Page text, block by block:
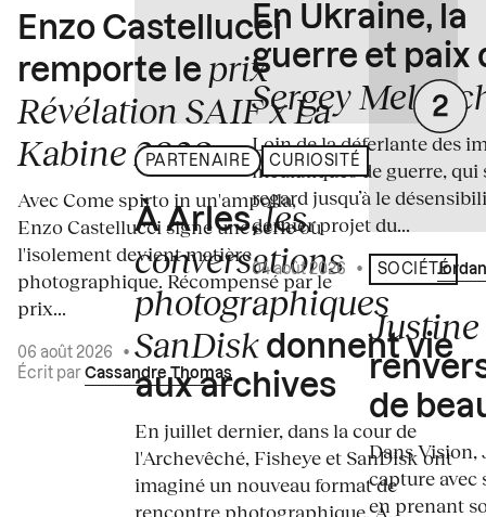
Enzo Castellucci
remporte le prix
Révélation SAIF x La
Kabine 2026
Avec Come spirto in un'ampolla,
Enzo Castellucci signe une série où
l'isolement devient matière
photographique. Récompensé par le
prix...
06 août 2026
•
Écrit par Cassandre Thomas
PARTENAIRE CURIOSITÉ
À Arles,les
conversations
photographiques
SanDisk donnent vie
aux archives
En juillet dernier, dans la cour de
l'Archevêché, Fisheye et SanDisk ont
imaginé un nouveau format de
rencontre photographique. À...
En Ukraine, la
guerre et paix
Sergey
Loin de la déferlante des
médiatiques de guerre, qui
regard jusqu’à le
dernier projet du...
04 août 2026 • Écrit par
SOCIÉTÉ
de
Dans
capture avec
en prenant